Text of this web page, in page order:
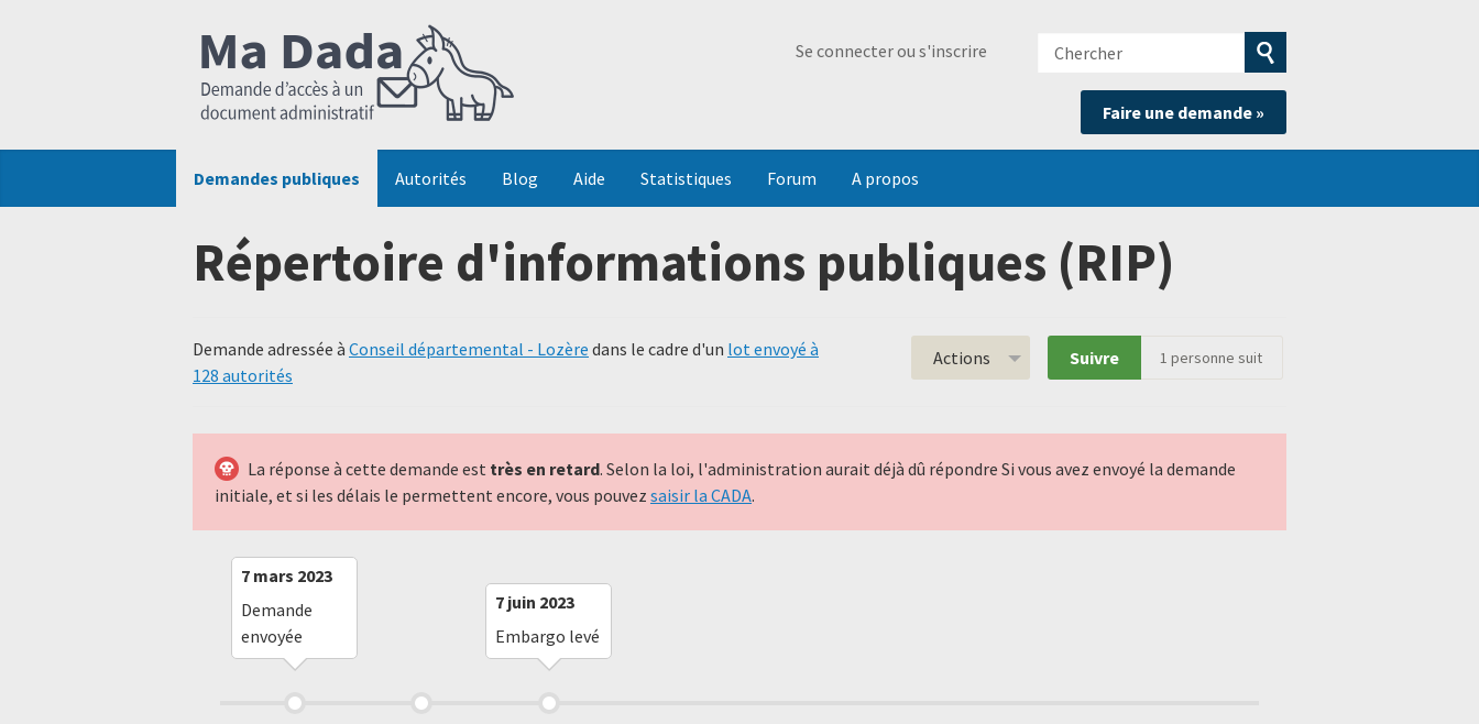
Se connecter ou s'inscrire
Chercher
Soumettre
la
recherche
Faire une demande »
Demandes publiques Autorités Blog Aide Statistiques Forum A propos
Répertoire d'informations publiques (RIP)
Demande adressée à Conseil départemental - Lozère dans le cadre d'un lot envoyé à
128 autorités
Actions Suivre 1 personne suit
La réponse à cette demande est très en retard. Selon la loi, l'administration aurait déjà dû répondre Si vous avez envoyé la demande
initiale, et si les délais le permettent encore, vous pouvez saisir la CADA.
7 mars 2023
Demande
envoyée
7 juin 2023
Embargo levé